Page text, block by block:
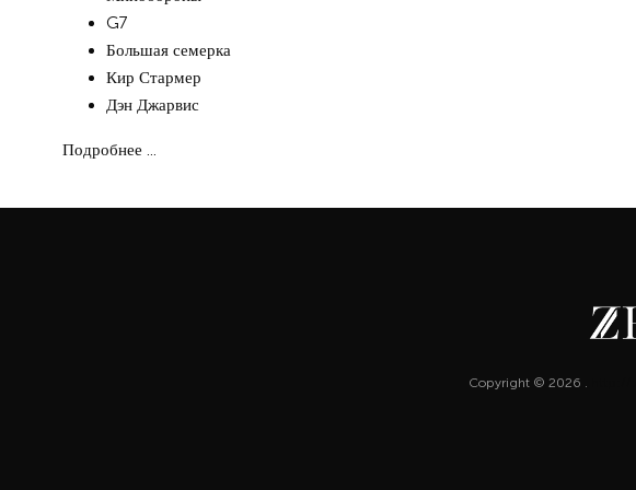
G7
Большая семерка
Кир Стармер
Дэн Джарвис
Подробнее ...
Copyright © 2026 .